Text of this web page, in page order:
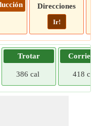
Direcciones
Ir!
Trotar
386 cal 418 cal